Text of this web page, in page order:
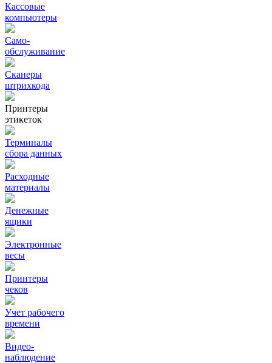
Кассовые
компьютеры
Само-
обслуживание
Сканеры
штрихкода
Принтеры
этикеток
Терминалы
сбора данных
Расходные
материалы
Денежные
ящики
Электронные
весы
Принтеры
чеков
Учет рабочего
времени
Видео‑
наблюдение